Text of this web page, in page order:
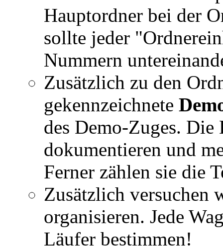
Hauptordner bei der
sollte jeder
Nummern
Zusätzlich zu den
gekennzeichnete
des Demo-Zuges. Die
dokumentieren und
Ferner zählen sie die
Zusätzlich versuchen
organisieren. Jede
Läufer bestimmen!